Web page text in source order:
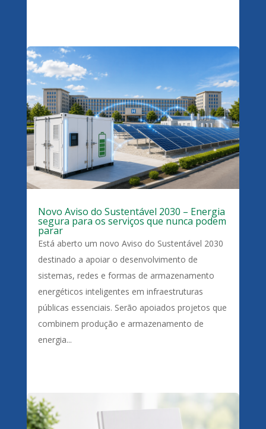
Novo Aviso do Sustentável 2030 – Energia
segura para os serviços que nunca podem
parar
Está aberto um novo Aviso do Sustentável 2030
destinado a apoiar o desenvolvimento de
sistemas, redes e formas de armazenamento
energéticos inteligentes em infraestruturas
públicas essenciais. Serão apoiados projetos que
combinem produção e armazenamento de
energia...